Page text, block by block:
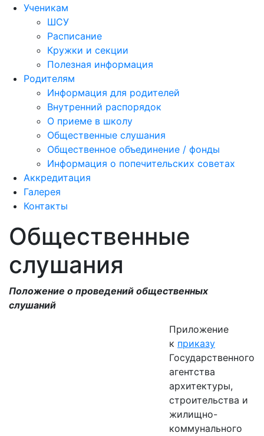
Ученикам
ШСУ
Расписание
Кружки и секции
Полезная информация
Родителям
Информация для родителей
Внутренний распорядок
О приеме в школу
Общественные слушания
Общественное объединение / фонды
Информация о попечительских советах
Аккредитация
Галерея
Контакты
Общественные
слушания
Положение о проведений общественных
слушаний
Приложение
к приказу
Государственного
агентства
архитектуры,
строительства и
жилищно-
коммунального